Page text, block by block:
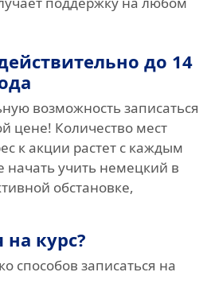
до 14
возможность записаться
цене! Количество мест
к акции растет с каждым
начать учить немецкий в
обстановке,
на курс?
способов записаться на